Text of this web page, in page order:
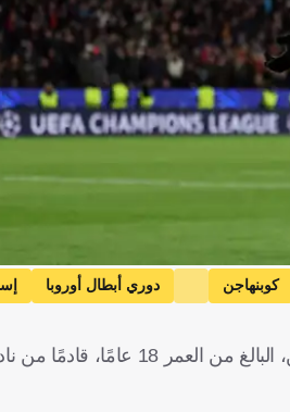
كوبنهاجن دوري أبطال أوروبا
أعلن برشلونة الإسباني بشكل رسمي، اليوم السبت، تعاقده مع المدافع الهولندي جوفينسلي